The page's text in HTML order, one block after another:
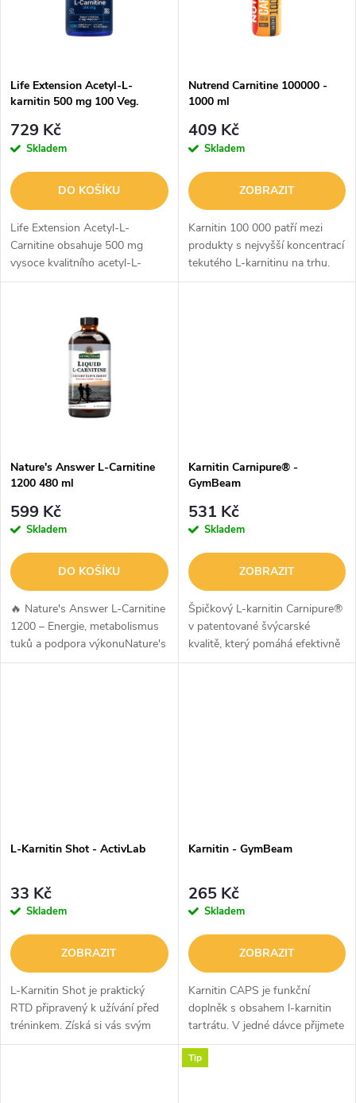
p
r
o
d
u
s
p
r
o
d
u
Life Extension Acetyl-L-
karnitin 500 mg 100 Veg.
729 Kč
Skladem
DO KOŠÍKU
Life Extension Acetyl-L-
Carnitine obsahuje 500 mg
vysoce kvalitního acetyl-L-
karnitinu v každé vegetariánské
podporuje přenos mastných
Nutrend Carnitine 100000 -
1000 ml
409 Kč
Skladem
ZOBRAZIT
Karnitin 100 000 patří mezi
produkty s nejvyšší koncentrací
tekutého L-karnitinu na trhu.
Každá 10ml dávka dodává 1
Nature's Answer L-Carnitine
1200 480 ml
599 Kč
Skladem
DO KOŠÍKU
🔥 Nature's Answer L-Carnitine
1200 – Energie, metabolismus
tuků a podpora výkonuNature's
Answer L-Carnitine 1200
Karnitin Carnipure® -
GymBeam
531 Kč
Skladem
ZOBRAZIT
Špičkový L-karnitin Carnipure®
v patentované švýcarské
kvalitě, který pomáhá efektivně
využívat tuky jako zdroj energie.
L-Karnitin Shot - ActivLab
33 Kč
Skladem
ZOBRAZIT
L-Karnitin Shot je praktický
RTD připravený k užívání před
tréninkem. Získá si vás svým
složením i osvěžující ovocnou
Karnitin - GymBeam
265 Kč
Skladem
ZOBRAZIT
Karnitin CAPS je funkční
doplněk s obsahem l-karnitin
tartrátu. V jedné dávce přijmete
2000 mg této účinné látky. Díky
rostlinnému složení je vhodný i
Tip